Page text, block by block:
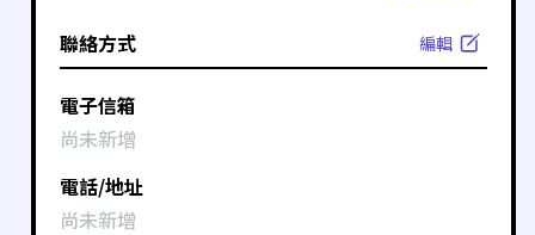
聯絡方式 編輯
電子信箱
尚未新增
電話/地址
尚未新增